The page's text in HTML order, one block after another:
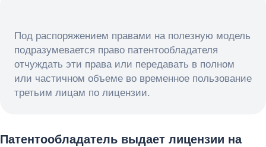
Под распоряжением правами на полезную модель
подразумевается право патентообладателя
отчуждать эти права или передавать в полном
или частичном объеме во временное пользование
третьим лицам по лицензии.
Патентообладатель выдает лицензии на